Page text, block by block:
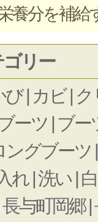
養分を補給
リー
び | カビ |
ーツ | ブ
グブーツ
れ | 洗い |
与町岡郷